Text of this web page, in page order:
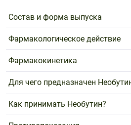
Состав и форма выпуска
Фармакологическое действие
Фармакокинетика
Для чего предназначен
Как принимать Необутин?